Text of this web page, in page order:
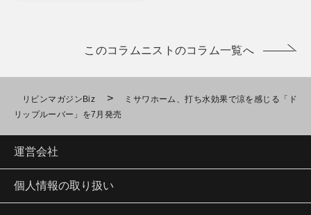
このコラムニストのコラム一覧へ
リビンマガジンBiz >
ミサワホーム、打ち水効果で涼を感じる「ド
リップルーバー」を7月発売
運営会社
個人情報の取り扱い